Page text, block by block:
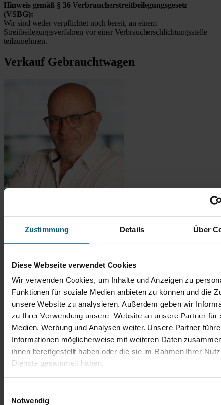
Zustimmung Details Über
Diese Webseite verwendet Cookies
Wir verwenden Cookies, um Inhalte und Anzeigen zu
Funktionen für soziale Medien anbieten zu können und die
unsere Website zu analysieren. Außerdem geben wir
zu Ihrer Verwendung unserer Website an unsere Partner für
Medien, Werbung und Analysen weiter. Unsere Partner
Informationen möglicherweise mit weiteren Daten
ihnen bereitgestellt haben oder die sie im Rahmen Ihrer
Dienste gesammelt haben.
Notwendig
Hinweis gemäß § 36 Verbraucherstreitbeilegungsgesetz
(VSBG):
Wir sind weder verpflichtet noch bereit, an einem
Streitbeilegungsverfahren vor einer Verbraucherschlichtungsstelle
teilzunehmen.
Verkauf Gebrauchtwagen
Verkaufsberater Gebrauchtwagen
Tel.: 06431 2900-67t.bingener@autobach.de